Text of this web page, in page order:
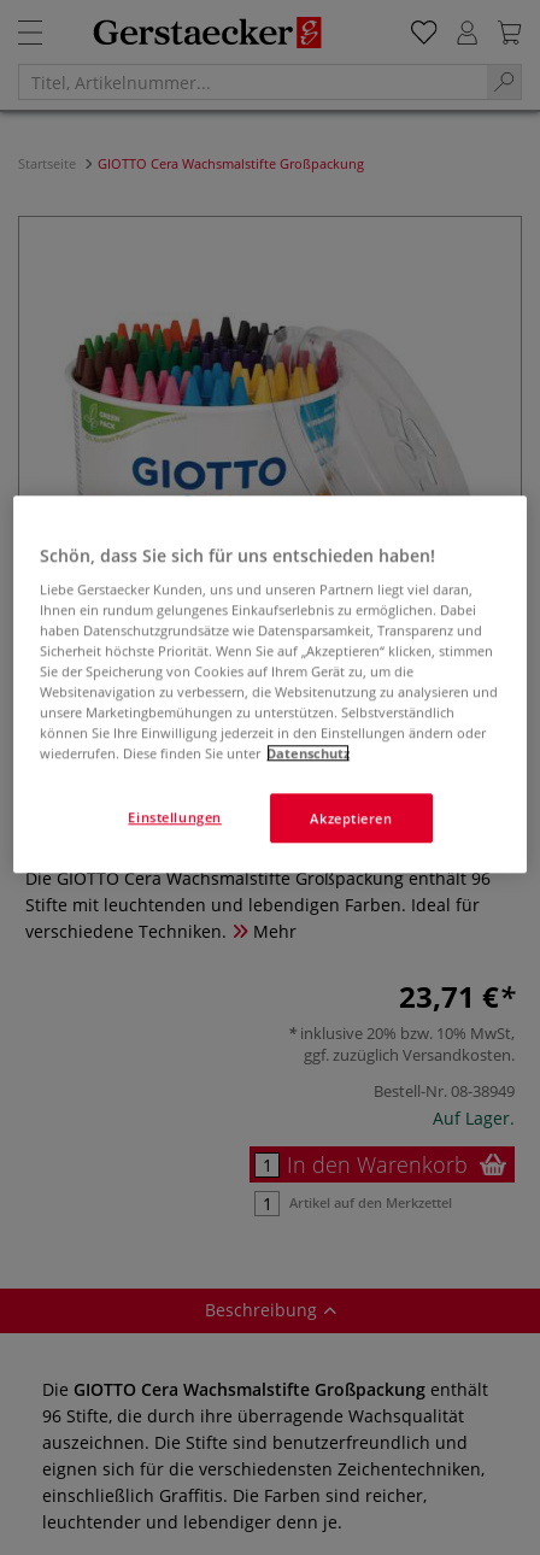
Startseite GIOTTO Cera Wachsmalstifte Großpackung
GIOTTO Cera Wachsmalstifte
0 Bewertungen
Die GIOTTO Cera Wachsmalstifte Großpackung enthält 96
Stifte mit leuchtenden und lebendigen Farben. Ideal für
verschiedene Techniken.
Mehr
23,71 €
inklusive 20% bzw. 10% MwSt,
ggf. zuzüglich Versandkosten.
Bestell-Nr.08-38949
Auf Lager.
In den Warenkorb
Artikel auf den Merkzettel
Beschreibung
Die GIOTTO Cera Wachsmalstifte Großpackung enthält
96 Stifte, die durch ihre überragende Wachsqualität
auszeichnen. Die Stifte sind benutzerfreundlich und
eignen sich für die verschiedensten Zeichentechniken,
einschließlich Graffitis. Die Farben sind reicher,
leuchtender und lebendiger denn je.
Schön, dass Sie sich für uns entschieden haben!
Liebe Gerstaecker Kunden, uns und unseren Partnern liegt viel daran,
Ihnen ein rundum gelungenes Einkaufserlebnis zu ermöglichen. Dabei
haben Datenschutzgrundsätze wie Datensparsamkeit, Transparenz und
Sicherheit höchste Priorität. Wenn Sie auf „Akzeptieren“ klicken, stimmen
Sie der Speicherung von Cookies auf Ihrem Gerät zu, um die
Websitenavigation zu verbessern, die Websitenutzung zu analysieren und
unsere Marketingbemühungen zu unterstützen. Selbstverständlich
können Sie Ihre Einwilligung jederzeit in den Einstellungen ändern oder
wiederrufen. Diese finden Sie unter Datenschutz
Akzeptieren
Einstellungen